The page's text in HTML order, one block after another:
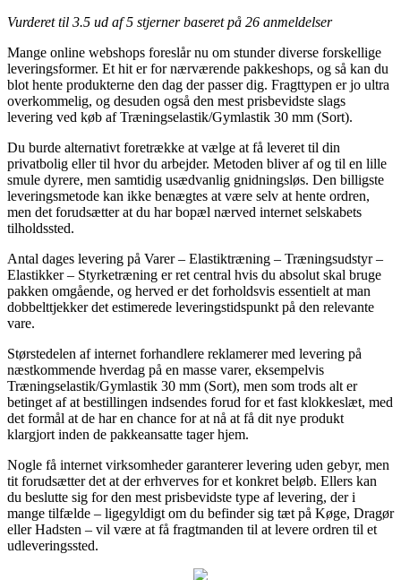
Vurderet til 3.5 ud af 5 stjerner baseret på 26 anmeldelser
Mange online webshops foreslår nu om stunder diverse forskellige
leveringsformer. Et hit er for nærværende pakkeshops, og så kan du
blot hente produkterne den dag der passer dig. Fragttypen er jo ultra
overkommelig, og desuden også den mest prisbevidste slags
levering ved køb af Træningselastik/Gymlastik 30 mm (Sort).
Du burde alternativt foretrække at vælge at få leveret til din
privatbolig eller til hvor du arbejder. Metoden bliver af og til en lille
smule dyrere, men samtidig usædvanlig gnidningsløs. Den billigste
leveringsmetode kan ikke benægtes at være selv at hente ordren,
men det forudsætter at du har bopæl nærved internet selskabets
tilholdssted.
Antal dages levering på Varer – Elastiktræning – Træningsudstyr –
Elastikker – Styrketræning er ret central hvis du absolut skal bruge
pakken omgående, og herved er det forholdsvis essentielt at man
dobbelttjekker det estimerede leveringstidspunkt på den relevante
vare.
Størstedelen af internet forhandlere reklamerer med levering på
næstkommende hverdag på en masse varer, eksempelvis
Træningselastik/Gymlastik 30 mm (Sort), men som trods alt er
betinget af at bestillingen indsendes forud for et fast klokkeslæt, med
det formål at de har en chance for at nå at få dit nye produkt
klargjort inden de pakkeansatte tager hjem.
Nogle få internet virksomheder garanterer levering uden gebyr, men
tit forudsætter det at der erhverves for et konkret beløb. Ellers kan
du beslutte sig for den mest prisbevidste type af levering, der i
mange tilfælde – ligegyldigt om du befinder sig tæt på Køge, Dragør
eller Hadsten – vil være at få fragtmanden til at levere ordren til et
udleveringssted.